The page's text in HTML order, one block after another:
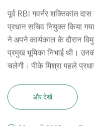
पूर्व RBI गवर्नर शक्तिकांत दास
प्रधान सचिव नियुक्त किया
ने अपने कार्यकाल के दौरान
प्रमुख भूमिका निभाई थी।
चलेगी। पीके मिश्रा पहले
और देखें